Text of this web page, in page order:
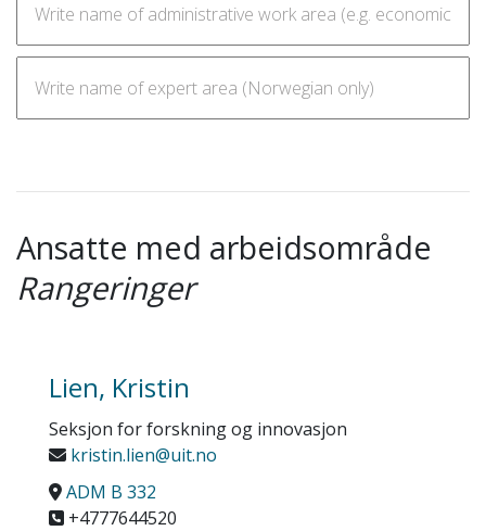
Ansatte med arbeidsområde
Rangeringer
Lien, Kristin
Seksjon for forskning og innovasjon
kristin.lien@uit.no
ADM B 332
+4777644520